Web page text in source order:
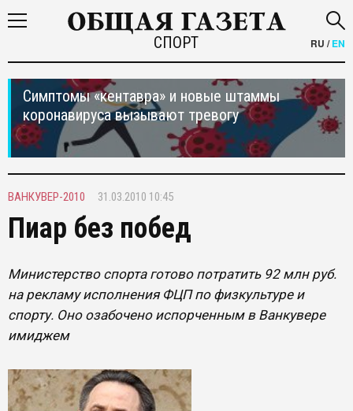
СПОРТ RU /EN
Симптомы «кентавра» и новые штаммы
коронавируса вызывают тревогу
ВАНКУВЕР-2010 31.03.2010 10:45
Пиар без побед
Министерство спорта готово потратить 92 млн руб.
на рекламу исполнения ФЦП по физкультуре и
спорту. Оно озабочено испорченным в Ванкувере
имиджем